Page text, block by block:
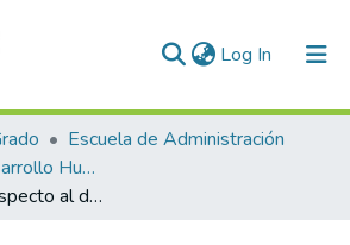
Log In (current)
Escuela de Administración
Maestría en Desarrollo Humano Organizacional (tesis)
Percepciones respecto al desarrollo de competencias individuales en equipos que han pasado por un rediseño organizacional en una empresa del sector servicios colombiana